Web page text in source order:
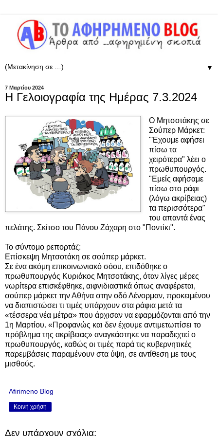
▼
7 Μαρτίου 2024
Η Γελοιογραφία της Ημέρας 7.3.2024
Ο Μητσοτάκης σε
Σούπερ Μάρκετ:
"Έχουμε αφήσει
πίσω τα
χειρότερα" λέει ο
πρωθυπουργός.
"Εμείς αφήσαμε
πίσω στο ράφι
(λόγω ακρίβειας)
τα περισσότερα"
του απαντά ένας
πελάτης. Σκίτσο του Πάνου Ζάχαρη στο "Ποντίκι".
Το σύντομο ρεπορτάζ:
Επίσκεψη Μητσοτάκη σε σούπερ μάρκετ.
Σε ένα ακόμη επικοινωνιακό σόου, επιδόθηκε ο
πρωθυπουργός Κυριάκος Μητσοτάκης, όταν λίγες μέρες
νωρίτερα επισκέφθηκε, αιφνιδιαστικά όπως αναφέρεται,
σούπερ μάρκετ την Αθήνα στην οδό Λένορμαν, προκειμένου
να διαπιστώσει τι τιμές υπάρχουν στα ράφια μετά τα
«τέσσερα νέα μέτρα» που άρχισαν να εφαρμόζονται από την
1η Μαρτίου. «Προφανώς και δεν έχουμε αντιμετωπίσει το
πρόβλημα της ακρίβειας» αναγκάστηκε να παραδεχτεί ο
πρωθυπουργός, καθώς οι τιμές παρά τις κυβερνητικές
παρεμβάσεις παραμένουν στα ύψη, σε αντίθεση με τους
μισθούς.
Afirimeno Blog
Κοινή χρήση
Δεν υπάρχουν σχόλια: